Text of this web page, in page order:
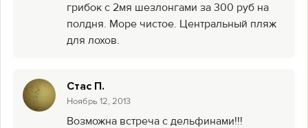
грибок с 2мя шезлонгами за 300 руб на
полдня. Море чистое. Центральный пляж
для лохов.
Стас П.
Ноябрь 12, 2013
Возможна встреча с дельфинами!!!